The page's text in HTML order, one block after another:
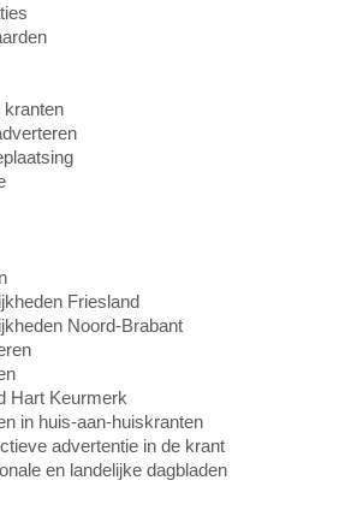
kranten
Friesland
Noord-Brabant
Hart Keurmerk
in huis-aan-huiskranten
advertentie in de krant
en landelijke dagbladen